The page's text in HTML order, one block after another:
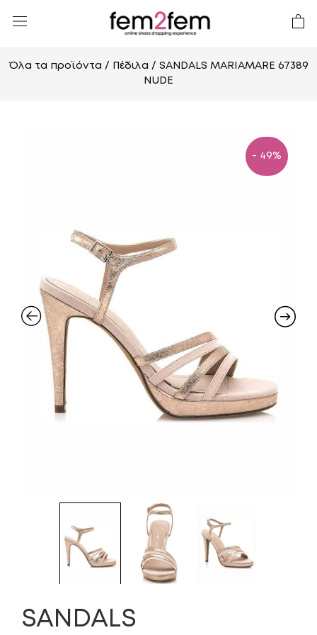
Όλα τα προϊόντα / Πέδιλα / SANDALS MARIAMARE 67389
NUDE
- 49%
SANDALS